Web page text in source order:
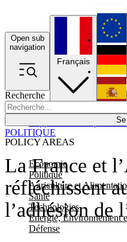
Open sub
navigation
Recherche
POLICY AREAS
Economie
Politique
Agriculture et
Santé
Technologies
Energie, Environnement
Défense
Français
La France et
réfléchissent
l’adhésion de
POLITIQUE